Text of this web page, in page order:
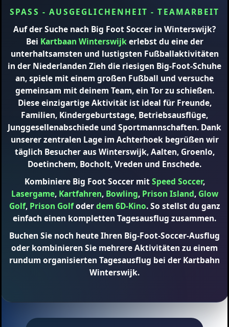
SPASS - AUSGEGLICHENHEIT - TEAMARBEIT
Auf der Suche nach Big Foot Soccer in Winterswijk?
Bei Kartbaan Winterswijkerlebst du eine der
unterhaltsamsten und lustigsten Fußballaktivitäten
in der Niederlanden Zieh die riesigen Big-Foot-Schuhe
an, spiele mit einem großen Fußball und versuche
gemeinsam mit deinem Team, ein Tor zu schießen.
Diese einzigartige Aktivität ist ideal für Freunde,
Familien, Kindergeburtstage, Betriebsausflüge,
Junggesellenabschiede und Sportmannschaften. Dank
unserer zentralen Lage im Achterhoek begrüßen wir
täglich Besucher aus Winterswijk, Aalten, Groenlo,
Doetinchem, Bocholt, Vreden und Enschede.
Kombiniere Big Foot Soccer mitSpeed Soccer,
Lasergame, Kartfahren, Bowling, Prison Island, Glow
Golf, Prison Golfoderdem 6D-Kino. So stellst du ganz
einfach einen kompletten Tagesausflug zusammen.
Buchen Sie noch heute Ihren Big-Foot-Soccer-Ausflug
oder kombinieren Sie mehrere Aktivitäten zu einem
rundum organisierten Tagesausflug bei der Kartbahn
Winterswijk.